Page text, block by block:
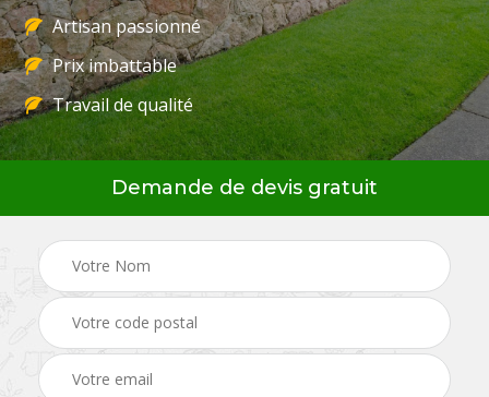
Artisan passionné
Prix imbattable
Travail de qualité
Demande de devis gratuit